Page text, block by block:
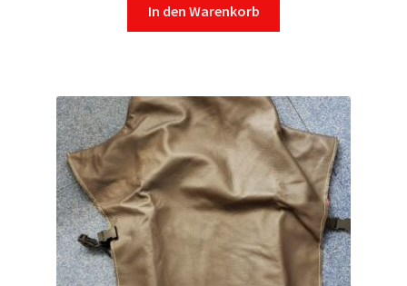
In den Warenkorb